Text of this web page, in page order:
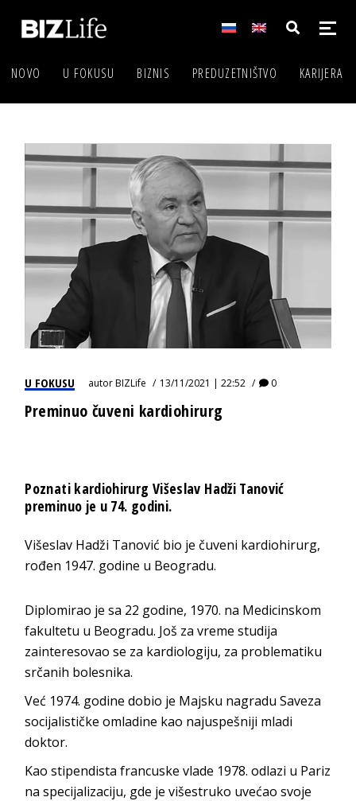
NOVO U FOKUSU BIZNIS PREDUZETNIŠTVO KARIJERA
U FOKUSU autorBIZLife 13/11/2021 | 22:52 0
Preminuo čuveni kardiohirurg
Poznati kardiohirurg Višeslav Hadži Tanović
preminuo je u 74. godini.
Višeslav Hadži Tanović bio je čuveni kardiohirurg,
rođen 1947. godine u Beogradu.
Diplomirao je sa 22 godine, 1970. na Medicinskom
fakultetu u Beogradu. Još za vreme studija
zainteresovao se za kardiologiju, za problematiku
srčanih bolesnika.
Već 1974. godine dobio je Majsku nagradu Saveza
socijalističke omladine kao najuspešniji mladi
doktor.
Kao stipendista francuske vlade 1978. odlazi u Pariz
na specijalizaciju, gde je višestruko uvećao svoje